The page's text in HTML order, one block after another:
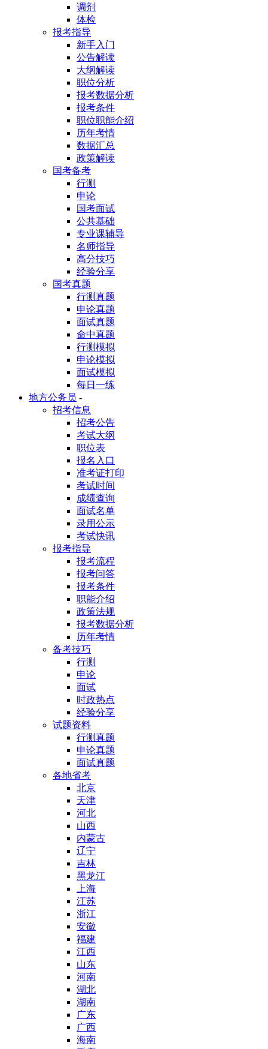
调剂
体检
报考指导
新手入门
公告解读
大纲解读
职位分析
报考数据分析
报考条件
职位职能介绍
历年考情
数据汇总
政策解读
国考备考
行测
申论
国考面试
公共基础
专业课辅导
名师指导
高分技巧
经验分享
国考真题
行测真题
申论真题
面试真题
命中真题
行测模拟
申论模拟
面试模拟
每日一练
地方公务员 -
招考信息
招考公告
考试大纲
职位表
报名入口
准考证打印
考试时间
成绩查询
面试名单
录用公示
考试快讯
报考指导
报考流程
报考问答
报考条件
职能介绍
政策法规
报考数据分析
历年考情
备考技巧
行测
申论
面试
时政热点
经验分享
试题资料
行测真题
申论真题
面试真题
各地省考
北京
天津
河北
山西
内蒙古
辽宁
吉林
黑龙江
上海
江苏
浙江
安徽
福建
江西
山东
河南
湖北
湖南
广东
广西
海南